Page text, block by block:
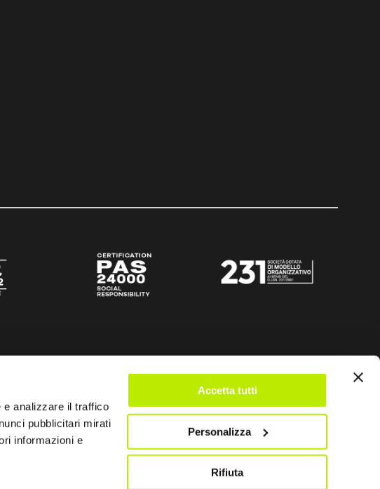
e analizzare il traffico
pubblicitari mirati
informazioni e
Accetta tutti
Personalizza
Rifiuta